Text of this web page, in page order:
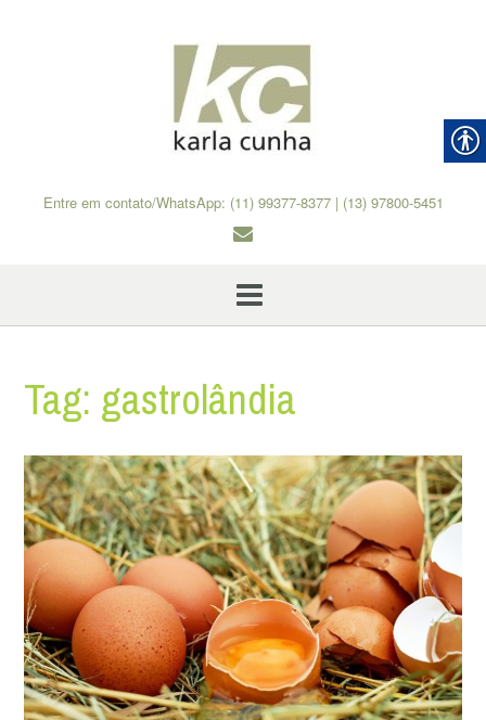
Entre em contato/WhatsApp: (11) 99377-8377 | (13) 97800-5451
Tag: gastrolândia